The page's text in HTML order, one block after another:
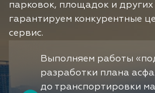
парковок, площадок и
гарантируем конкурентные
сервис.
Выполняем работы
разработки плана
до транспортировки